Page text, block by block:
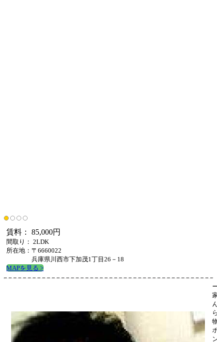
賃料： 85,000円
間取り： 2LDK
所在地：〒6660022
兵庫県川西市下加茂1丁目26－18
MAPを見る >